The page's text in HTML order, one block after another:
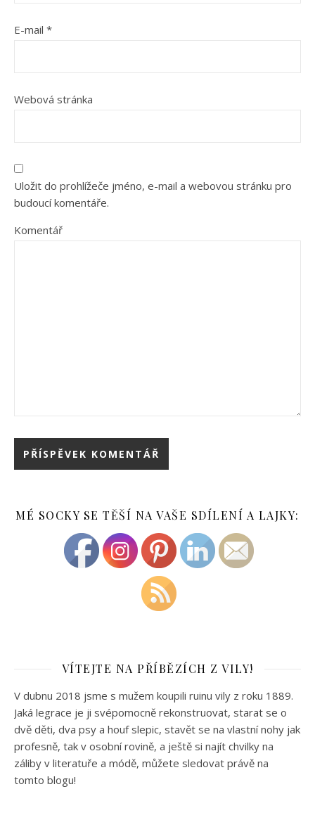
E-mail *
Webová stránka
Uložit do prohlížeče jméno, e-mail a webovou stránku pro
budoucí komentáře.
Komentář
MÉ SOCKY SE TĚŠÍ NA VAŠE SDÍLENÍ A LAJKY:
VÍTEJTE NA PŘÍBĚZÍCH Z VILY!
V dubnu 2018 jsme s mužem koupili ruinu vily z roku 1889.
Jaká legrace je ji svépomocně rekonstruovat, starat se o
dvě děti, dva psy a houf slepic, stavět se na vlastní nohy jak
profesně, tak v osobní rovině, a ještě si najít chvilky na
záliby v literatuře a módě, můžete sledovat právě na
tomto blogu!